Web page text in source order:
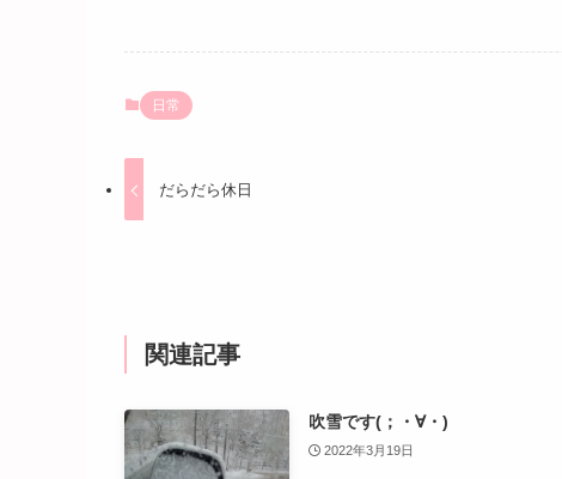
日常
だらだら休日
関連記事
吹雪です(；・∀・)
2022年3月19日